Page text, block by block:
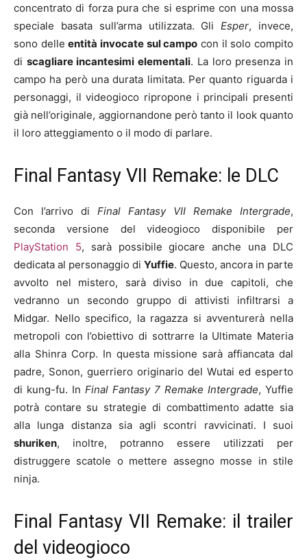
concentrato di forza pura che si esprime con una mossa
speciale basata sull’arma utilizzata. GliEsper, invece,
sono delleentità invocate sul campo con il solo compito
di scagliare incantesimi elementali. La loro presenza in
campo ha però una durata limitata. Per quanto riguarda i
personaggi, il videogioco ripropone i principali presenti
già nell’originale, aggiornandone però tanto il look quanto
il loro atteggiamento o il modo di parlare.
Final Fantasy VII Remake: le DLC
Con l’arrivo di Final Fantasy VII Remake Intergrade,
seconda versione del videogioco disponibile per
PlayStation 5, sarà possibile giocare anche una DLC
dedicata al personaggio di Yuffie. Questo, ancora in parte
avvolto nel mistero, sarà diviso in due capitoli, che
vedranno un secondo gruppo di attivisti infiltrarsi a
Midgar. Nello specifico, la ragazza si avventurerà nella
metropoli con l’obiettivo di sottrarre la Ultimate Materia
alla Shinra Corp. In questa missione sarà affiancata dal
padre, Sonon, guerriero originario del Wutai ed esperto
di kung-fu. In Final Fantasy 7 Remake Intergrade, Yuffie
potrà contare su strategie di combattimento adatte sia
alla lunga distanza sia agli scontri ravvicinati. I suoi
shuriken, inoltre, potranno essere utilizzati per
distruggere scatole o mettere assegno mosse in stile
ninja.
Final Fantasy VII Remake: il trailer
del videogioco